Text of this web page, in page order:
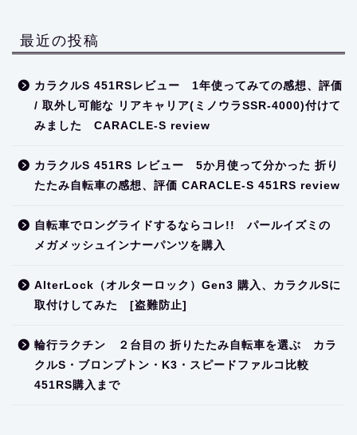
最近の投稿
カラクルS 451RSレビュー 1年使ってみての感想、評価
/ 取外し可能な リアキャリア(ミノウラSSR-4000)付けて
みました CARACLE-S review
カラクルS 451RS レビュー 5か月使って分かった 折り
たたみ自転車の感想、評価 CARACLE-S 451RS review
自転車でロングライドするならコレ!! パールイズミの
メガメッシュインナーパンツを購入
AlterLock（オルターロック）Gen3 購入、カラクルSに
取付けしてみた [盗難防止]
輪行ラクチン ２台目の 折りたたみ自転車を選ぶ カラ
クルS・ブロンプトン・K3・スピードファルコ比較
451RS購入まで